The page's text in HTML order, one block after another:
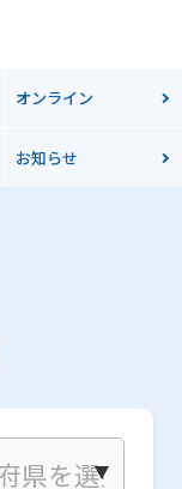
オンライン
お知らせ